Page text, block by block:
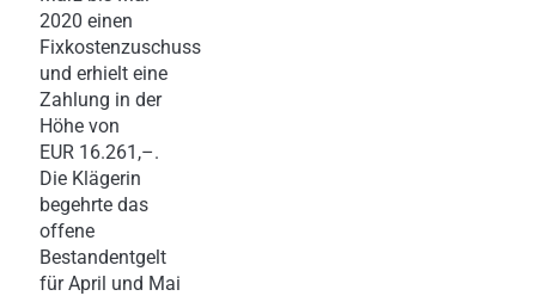
2020 einen
Fixkostenzuschuss
und erhielt eine
Zahlung in der
Höhe von
EUR 16.261,–.
Die Klägerin
begehrte das
offene
Bestandentgelt
für April und Mai